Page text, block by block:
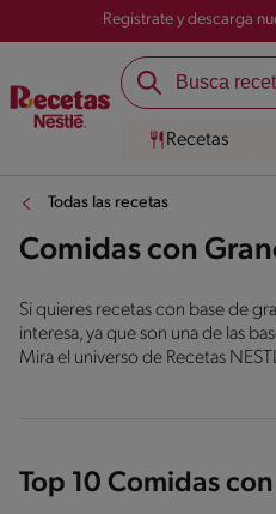
Registrate y descarga
Recetas
Todas las recetas
Comidas con
Si quieres recetas con base de
interesa, ya que son una de las
Mira el universo de Recetas
Top 10 Comidas